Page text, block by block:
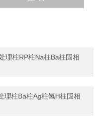
理柱RP柱Na柱Ba柱固相
理柱Ba柱Ag柱氢H柱固相